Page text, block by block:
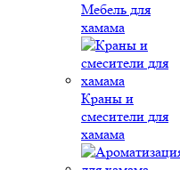
Мебель для
хамама
Краны и
смесители для
хамама